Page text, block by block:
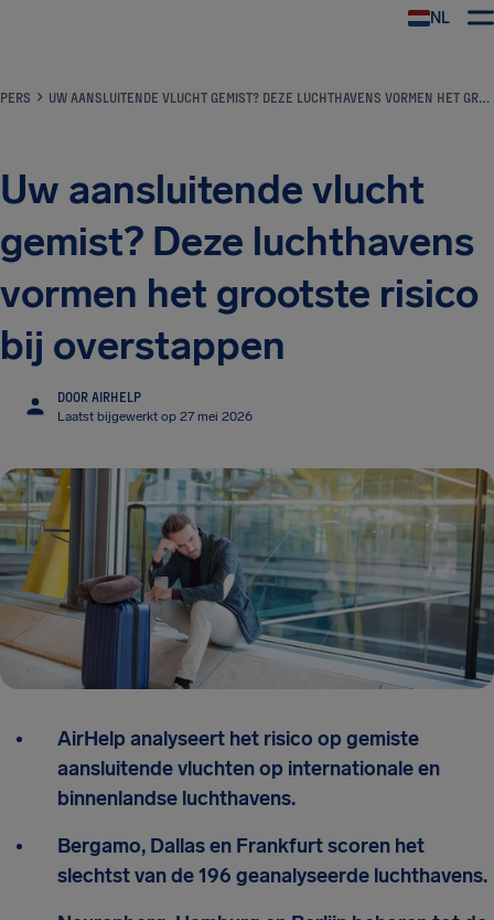
NL
PERS UW AANSLUITENDE VLUCHT GEMIST? DEZE LUCHTHAVENS VORMEN HET GROOTSTE RISICO BIJ OVERSTAPPEN
Uw aansluitende vlucht
gemist? Deze luchthavens
vormen het grootste risico
bij overstappen
DOOR AIRHELP
Laatst bijgewerkt op 27 mei 2026
AirHelp analyseert het risico op gemiste
aansluitende vluchten op internationale en
binnenlandse luchthavens.
Bergamo, Dallas en Frankfurt scoren het
slechtst van de 196 geanalyseerde luchthavens.